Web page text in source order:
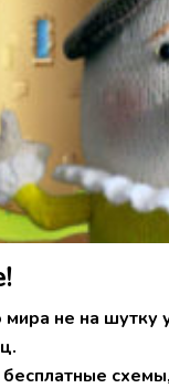
не на шутку